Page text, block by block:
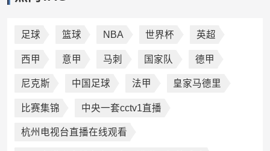
足球 篮球 NBA 世界杯 英超
西甲 意甲 马刺 国家队 德甲
尼克斯 中国足球 法甲 皇家马德里
比赛集锦 中央一套cctv1直播
杭州电视台直播在线观看